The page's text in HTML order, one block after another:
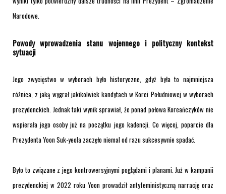
Narodowe.
Powody wprowadzenia stanu wojennego i polityczny kontekst
sytuacji
Jego zwycięstwo w wyborach było historyczne, gdyż była to najmniejsza
różnica, z jaką wygrał jakikolwiek kandytach w Korei Południowej w wyborach
prezydenckich. Jednak taki wynik sprawiał, że ponad połowa Koreańczyków nie
wspierała jego osoby już na początku jego kadencji. Co więcej, poparcie dla
Prezydenta Yoon Suk-yeola zaczęło niemal od razu sukcesywnie spadać.
Było to związane z jego kontrowersyjnymi poglądami i planami. Już w kampanii
prezydenckiej w 2022 roku Yoon prowadził antyfeministyczną narrację oraz